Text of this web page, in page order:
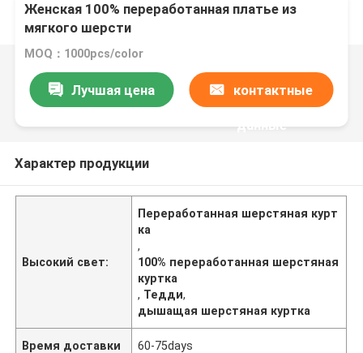
Женская 100% переработанная платье из
мягкого шерсти
MOQ：1000pcs/color
Лучшая цена контактные
данные
Характер продукции
Высокий свет:
Переработанная шерстяная курт
ка
,
100% переработанная шерстяная
куртка
, Тедди,
дышащая шерстяная куртка
Время доставки 60-75days